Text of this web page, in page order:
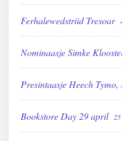
Ferhalewedstriid Tresoar
Nominaasje Simke
Presintaasje Heech Tymo,
Bookstore Day 29 april